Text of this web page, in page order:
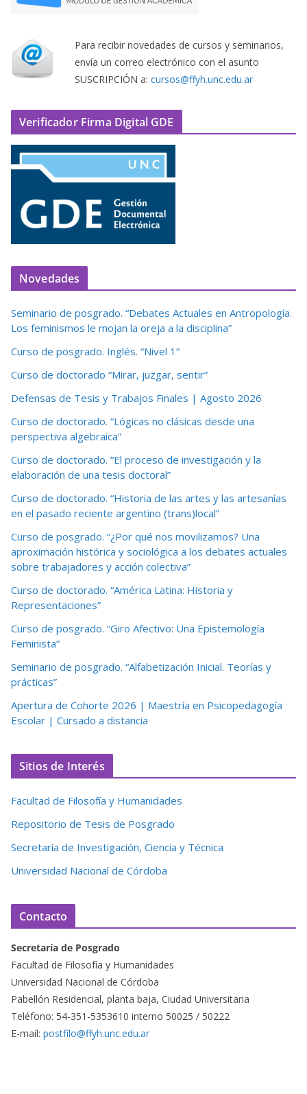
Para recibir novedades de cursos y seminarios,
envía un correo electrónico con el asunto
SUSCRIPCIÓN a: cursos@ffyh.unc.edu.ar
Verificador Firma Digital GDE
Novedades
Seminario de posgrado. “Debates Actuales en Antropología.
Los feminismos le mojan la oreja a la disciplina”
Curso de posgrado. Inglés. “Nivel 1”
Curso de doctorado “Mirar, juzgar, sentir”
Defensas de Tesis y Trabajos Finales | Agosto 2026
Curso de doctorado. “Lógicas no clásicas desde una
perspectiva algebraica”
Curso de doctorado. “El proceso de investigación y la
elaboración de una tesis doctoral”
Curso de doctorado. “Historia de las artes y las artesanías
en el pasado reciente argentino (trans)local”
Curso de posgrado. “¿Por qué nos movilizamos? Una
aproximación histórica y sociológica a los debates actuales
sobre trabajadores y acción colectiva”
Curso de doctorado. “América Latina: Historia y
Representaciones”
Curso de posgrado. “Giro Afectivo: Una Epistemología
Feminista”
Seminario de posgrado. “Alfabetización Inicial. Teorías y
prácticas”
Apertura de Cohorte 2026 | Maestría en Psicopedagogía
Escolar | Cursado a distancia
Sitios de Interés
Facultad de Filosofía y Humanidades
Repositorio de Tesis de Posgrado
Secretaría de Investigación, Ciencia y Técnica
Universidad Nacional de Córdoba
Contacto
Secretaría de Posgrado
Facultad de Filosofía y Humanidades
Universidad Nacional de Córdoba
Pabellón Residencial, planta baja, Ciudad Universitaria
Teléfono: 54-351-5353610 interno 50025 / 50222
E-mail: postfilo@ffyh.unc.edu.ar